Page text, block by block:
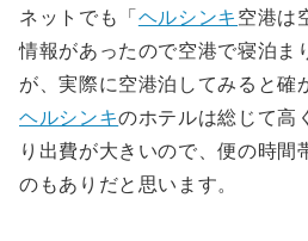
ネットでも「 ヘルシンキ 空港は
情報があったので空港で寝泊ま
が、実際に空港泊してみると確
ヘルシンキのホテルは総じて高
り出費が大きいので、便の時間
のもありだと思います。